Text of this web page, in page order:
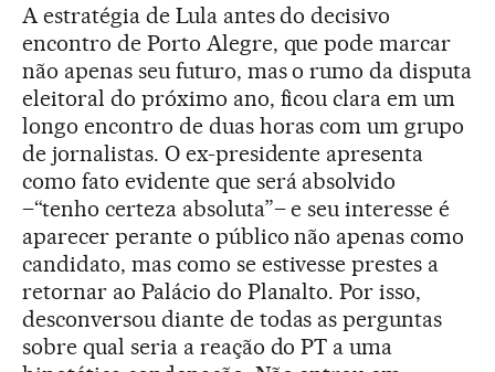
A estratégia de Lula antes do decisivo
encontro de Porto Alegre, que pode marcar
não apenas seu futuro, mas o rumo da disputa
eleitoral do próximo ano, ficou clara em um
longo encontro de duas horas com um grupo
de jornalistas. O ex-presidente apresenta
como fato evidente que será absolvido
–“tenho certeza absoluta”– e seu interesse é
aparecer perante o público não apenas como
candidato, mas como se estivesse prestes a
retornar ao Palácio do Planalto. Por isso,
desconversou diante de todas as perguntas
sobre qual seria a reação do PT a uma